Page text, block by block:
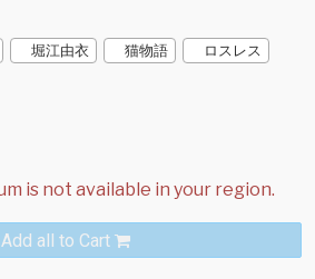
堀江由衣 猫物語 ロスレス
Add all to Cart